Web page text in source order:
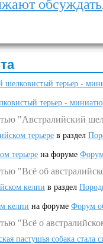
обсуждать
шелковистый терьер -
терьер -
"Австралийский
терьере в раздел
терьере на форуме
"Всё об
келпи в раздел
келпи на форуме Форум
"Всё о
пастушья собака